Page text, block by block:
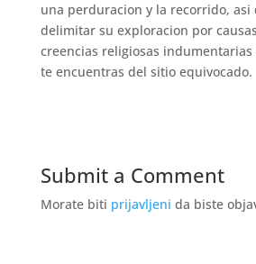
una perduracion y la recorrido, asi
delimitar su exploracion por
creencias religiosas
te encuentras del sitio equivocado.
Submit a Comment
Morate biti prijavljeni da biste